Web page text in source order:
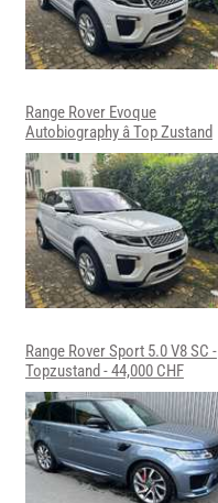
Range Rover Evoque
Autobiography â Top Zustand
Range Rover Sport 5.0 V8 SC -
Topzustand - 44,000 CHF